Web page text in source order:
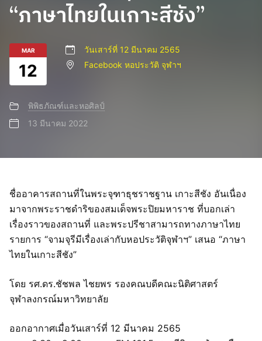
“ภาษาไทยในเกาะสีชัง”
MAR
12
วันเสาร์ที่ 12 มีนาคม 2565
Facebook หอประวัติ จุฬาฯ
พิพิธภัณฑ์และหอศิลป์
13 มีนาคม 2022
ชื่ออาคารสถานที่ในพระจุฑาธุชราชฐาน เกาะสีชัง อันเนื่อง
มาจากพระราชดำริของสมเด็จพระปิยมหาราช ที่บอกเล่า
เรื่องราวของสถานที่ และพระปรีชาสามารถทางภาษาไทย
รายการ “จามจุรีมีเรื่องเล่ากับหอประวัติจุฬาฯ” เสนอ “ภาษา
ไทยในเกาะสีชัง”
โดย รศ.ดร.ชัชพล ไชยพร รองคณบดีคณะนิติศาสตร์
จุฬาลงกรณ์มหาวิทยาลัย
ออกอากาศเมื่อวันเสาร์ที่ 12 มีนาคม 2565